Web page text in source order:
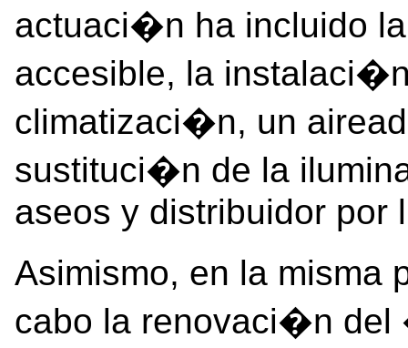
actuaci�n ha incluido
accesible, la
climatizaci�n, un
sustituci�n de la
aseos y distribuidor por
Asimismo, en la misma
cabo la renovaci�n del